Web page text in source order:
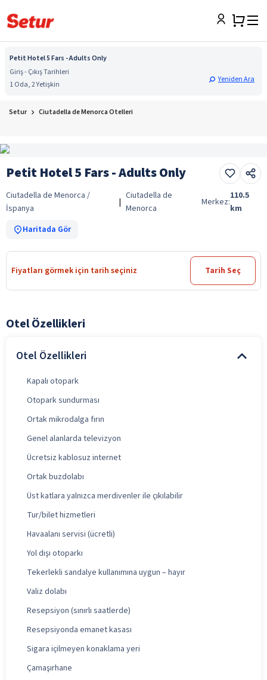
Petit Hotel 5 Fars - Adults Only
Giriş - Çıkış Tarihleri
1 Oda, 2 Yetişkin
Yeniden Ara
Setur Ciutadella de Menorca Otelleri
Petit Hotel 5 Fars - Adults Only
Ciutadella de Menorca /
İspanya
|
Ciutadella de
Menorca
Merkez:
110.5
km
Haritada Gör
Fiyatları görmek için tarih seçiniz Tarih Seç
Otel Özellikleri
Otel Özellikleri
Kapalı otopark
Otopark sundurması
Ortak mikrodalga fırın
Genel alanlarda televizyon
Ücretsiz kablosuz internet
Ortak buzdolabı
Üst katlara yalnızca merdivenler ile çıkılabilir
Tur/bilet hizmetleri
Havaalanı servisi (ücretli)
Yol dışı otoparkı
Tekerlekli sandalye kullanımına uygun – hayır
Valiz dolabı
Resepsiyon (sınırlı saatlerde)
Resepsiyonda emanet kasası
Sigara içilmeyen konaklama yeri
Çamaşırhane